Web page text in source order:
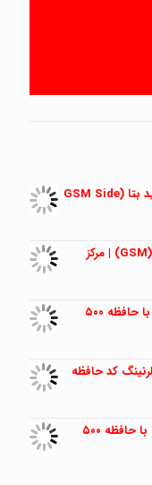
برد کرکره برقی سیمکارتی فول کانال موتور ساید بتا (GSM Side
برد کرکره برقی سیمکارتی فول کانال توبلار بتا (GSM) | مرکز
برد کرکره برقی ساید فول کانال هاپینگ کد بتا با حافظه ۵۰۰
کد حافظه
برد کرکره برقی فول کانال توبلار هاپینگ کد بتا با حافظه ۵۰۰